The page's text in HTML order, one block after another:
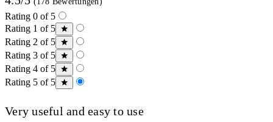
Rating 0 of 5
Rating 1 of 5
Rating 2 of 5
Rating 3 of 5
Rating 4 of 5
Rating 5 of 5
Very useful and easy to use